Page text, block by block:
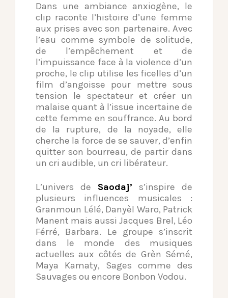
Dans une ambiance anxiogène, le
clip raconte l’histoire d’une femme
aux prises avec son partenaire. Avec
l’eau comme symbole de solitude,
de l’empêchement et de
l’impuissance face à la violence d’un
proche, le clip utilise les ficelles d’un
film d’angoisse pour mettre sous
tension le spectateur et créer un
malaise quant à l’issue incertaine de
cette femme en souffrance. Au bord
de la rupture, de la noyade, elle
cherche la force de se sauver, d’enfin
quitter son bourreau, de partir dans
un cri audible, un cri libérateur.
L’univers de Saodaj’ s’inspire de
plusieurs influences musicales :
Granmoun Lélé, Danyèl Waro, Patrick
Manent mais aussi Jacques Brel, Léo
Férré, Barbara. Le groupe s’inscrit
dans le monde des musiques
actuelles aux côtés de Grèn Sémé,
Maya Kamaty, Sages comme des
Sauvages ou encore Bonbon Vodou.